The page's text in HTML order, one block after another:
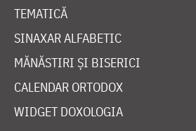
TEMATICĂ
SINAXAR ALFABETIC
MĂNĂSTIRI ȘI BISERICI
CALENDAR ORTODOX
WIDGET DOXOLOGIA